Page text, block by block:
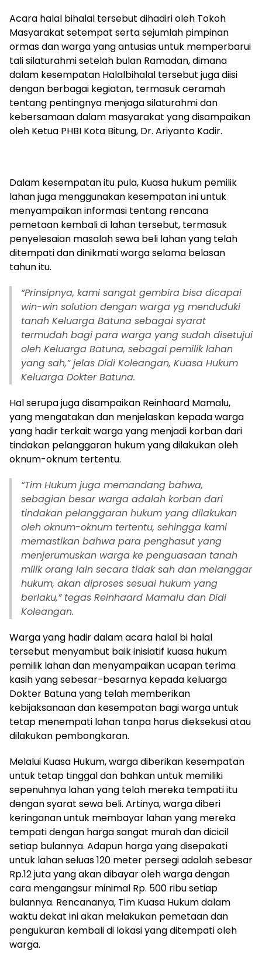
Acara halal bihalal tersebut dihadiri oleh Tokoh
Masyarakat setempat serta sejumlah pimpinan
ormas dan warga yang antusias untuk memperbarui
tali silaturahmi setelah bulan Ramadan, dimana
dalam kesempatan Halalbihalal tersebut juga diisi
dengan berbagai kegiatan, termasuk ceramah
tentang pentingnya menjaga silaturahmi dan
kebersamaan dalam masyarakat yang disampaikan
oleh Ketua PHBI Kota Bitung, Dr. Ariyanto Kadir.
Dalam kesempatan itu pula, Kuasa hukum pemilik
lahan juga menggunakan kesempatan ini untuk
menyampaikan informasi tentang rencana
pemetaan kembali di lahan tersebut, termasuk
penyelesaian masalah sewa beli lahan yang telah
ditempati dan dinikmati warga selama belasan
tahun itu.
“Prinsipnya, kami sangat gembira bisa dicapai
win-win solution dengan warga yg menduduki
tanah Keluarga Batuna sebagai syarat
termudah bagi para warga yang sudah disetujui
oleh Keluarga Batuna, sebagai pemilik lahan
yang sah,” jelas Didi Koleangan, Kuasa Hukum
Keluarga Dokter Batuna.
Hal serupa juga disampaikan Reinhaard Mamalu,
yang mengatakan dan menjelaskan kepada warga
yang hadir terkait warga yang menjadi korban dari
tindakan pelanggaran hukum yang dilakukan oleh
oknum-oknum tertentu.
“Tim Hukum juga memandang bahwa,
sebagian besar warga adalah korban dari
tindakan pelanggaran hukum yang dilakukan
oleh oknum-oknum tertentu, sehingga kami
memastikan bahwa para penghasut yang
menjerumuskan warga ke penguasaan tanah
milik orang lain secara tidak sah dan melanggar
hukum, akan diproses sesuai hukum yang
berlaku,” tegas Reinhaard Mamalu dan Didi
Koleangan.
Warga yang hadir dalam acara halal bi halal
tersebut menyambut baik inisiatif kuasa hukum
pemilik lahan dan menyampaikan ucapan terima
kasih yang sebesar-besarnya kepada keluarga
Dokter Batuna yang telah memberikan
kebijaksanaan dan kesempatan bagi warga untuk
tetap menempati lahan tanpa harus dieksekusi atau
dilakukan pembongkaran.
Melalui Kuasa Hukum, warga diberikan kesempatan
untuk tetap tinggal dan bahkan untuk memiliki
sepenuhnya lahan yang telah mereka tempati itu
dengan syarat sewa beli. Artinya, warga diberi
keringanan untuk membayar lahan yang mereka
tempati dengan harga sangat murah dan dicicil
setiap bulannya. Adapun harga yang disepakati
untuk lahan seluas 120 meter persegi adalah sebesar
Rp.12 juta yang akan dibayar oleh warga dengan
cara mengangsur minimal Rp. 500 ribu setiap
bulannya. Rencananya, Tim Kuasa Hukum dalam
waktu dekat ini akan melakukan pemetaan dan
pengukuran kembali di lokasi yang ditempati oleh
warga.